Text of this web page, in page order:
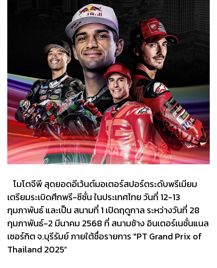
โมโตจีพี สุดยอดอีเว้นต์มอเตอร์สปอร์ตระดับพรีเมียม
เตรียมระเบิดศึกพรี-ซีซั่น ในประเทศไทย วันที่ 12-13
กุมภาพันธ์ และเป็น สนามที่ 1 เปิดฤดูกาล ระหว่างวันที่ 28
กุมภาพันธ์-2 มีนาคม 2568 ที่ สนามช้าง อินเตอร์เนชั่นแนล
เซอร์กิต จ.บุรีรัมย์ ภายใต้ชื่อรายการ "PT Grand Prix of
Thailand 2025”